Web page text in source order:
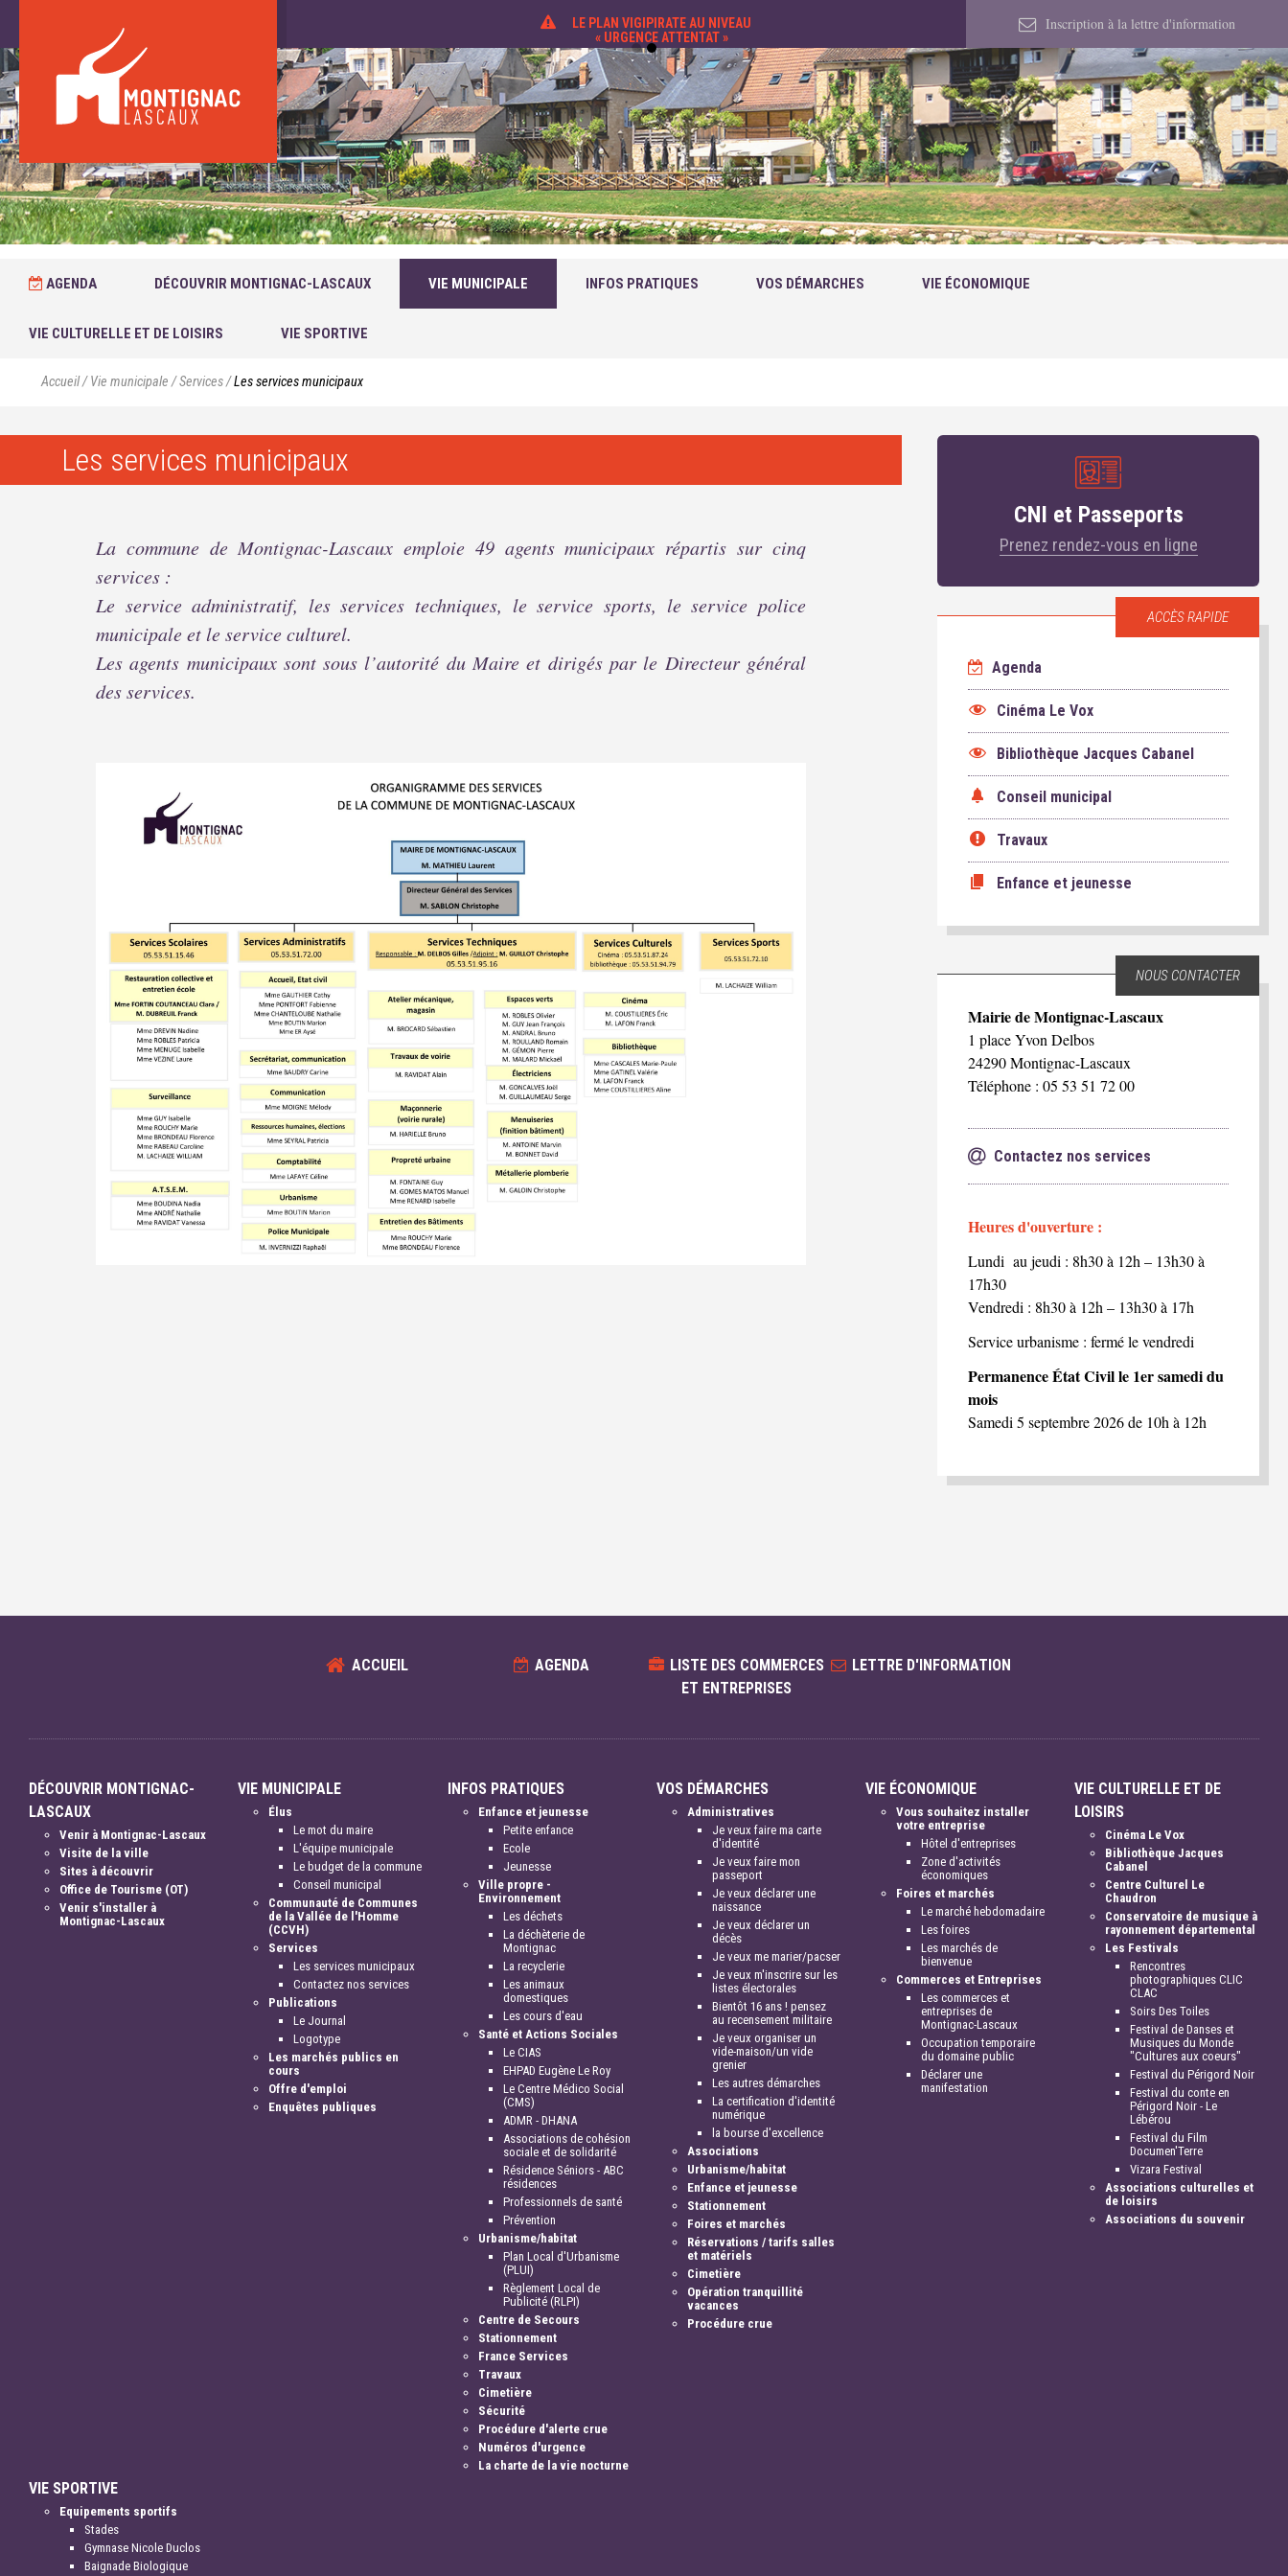
LE PLAN VIGIPIRATE AU NIVEAU
« URGENCE ATTENTAT »
Inscription à la lettre d'information
AGENDA DÉCOUVRIR MONTIGNAC-LASCAUX VIE MUNICIPALE INFOS PRATIQUES VOS DÉMARCHES VIE ÉCONOMIQUE
VIE CULTURELLE ET DE LOISIRS VIE SPORTIVE
Accueil/Vie municipale/Services/Les services municipaux
Les services municipaux
La commune de Montignac-Lascaux emploie 49 agents municipaux répartis sur cinq
services :
Le service administratif, les services techniques, le service sports, le service police
municipale et le service culturel.
Les agents municipaux sont sous l’autorité du Maire et dirigés par le Directeur général
des services.
CNI et Passeports
Prenez rendez-vous en ligne
ACCÈS RAPIDE
Agenda
Cinéma Le Vox
Bibliothèque Jacques Cabanel
Conseil municipal
Travaux
Enfance et jeunesse
NOUS CONTACTER
Mairie de Montignac-Lascaux
1 place Yvon Delbos
24290 Montignac-Lascaux
Téléphone : 05 53 51 72 00
Contactez nos services
Heures d'ouverture :
Lundi au jeudi : 8h30 à 12h – 13h30 à
17h30
Vendredi : 8h30 à 12h – 13h30 à 17h
Service urbanisme : fermé le vendredi
Permanence État Civil le 1er samedi du
mois
Samedi 5 septembre 2026 de 10h à 12h
ACCUEIL AGENDA
LISTE DES COMMERCES
ET ENTREPRISES
LETTRE D'INFORMATION
DÉCOUVRIR MONTIGNAC-
LASCAUX
Venir à Montignac-Lascaux
Visite de la ville
Sites à découvrir
Office de Tourisme (OT)
Venir s'installer à
Montignac-Lascaux
VIE MUNICIPALE
Élus
Le mot du maire
L'équipe municipale
Le budget de la commune
Conseil municipal
Communauté de Communes
de la Vallée de l'Homme
(CCVH)
Services
Les services municipaux
Contactez nos services
Publications
Le Journal
Logotype
Les marchés publics en
cours
Offre d'emploi
Enquêtes publiques
INFOS PRATIQUES
Enfance et jeunesse
Petite enfance
Ecole
Jeunesse
Ville propre -
Environnement
Les déchets
La déchèterie de
Montignac
La recyclerie
Les animaux
domestiques
Les cours d'eau
Santé et Actions Sociales
Le CIAS
EHPAD Eugène Le Roy
Le Centre Médico Social
(CMS)
ADMR - DHANA
Associations de cohésion
sociale et de solidarité
Résidence Séniors - ABC
résidences
Professionnels de santé
Prévention
Urbanisme/habitat
Plan Local d'Urbanisme
(PLUI)
Règlement Local de
Publicité (RLPI)
Centre de Secours
Stationnement
France Services
Travaux
Cimetière
Sécurité
Procédure d'alerte crue
Numéros d'urgence
La charte de la vie nocturne
VOS DÉMARCHES
Administratives
Je veux faire ma carte
d'identité
Je veux faire mon
passeport
Je veux déclarer une
naissance
Je veux déclarer un
décès
Je veux me marier/pacser
Je veux m'inscrire sur les
listes électorales
Bientôt 16 ans ! pensez
au recensement militaire
Je veux organiser un
vide-maison/un vide
grenier
Les autres démarches
La certification d'identité
numérique
la bourse d'excellence
Associations
Urbanisme/habitat
Enfance et jeunesse
Stationnement
Foires et marchés
Réservations / tarifs salles
et matériels
Cimetière
Opération tranquillité
vacances
Procédure crue
VIE ÉCONOMIQUE
Vous souhaitez installer
votre entreprise
Hôtel d'entreprises
Zone d'activités
économiques
Foires et marchés
Le marché hebdomadaire
Les foires
Les marchés de
bienvenue
Commerces et Entreprises
Les commerces et
entreprises de
Montignac-Lascaux
Occupation temporaire
du domaine public
Déclarer une
manifestation
VIE CULTURELLE ET DE
LOISIRS
Cinéma Le Vox
Bibliothèque Jacques
Cabanel
Centre Culturel Le
Chaudron
Conservatoire de musique à
rayonnement départemental
Les Festivals
Rencontres
photographiques CLIC
CLAC
Soirs Des Toiles
Festival de Danses et
Musiques du Monde
"Cultures aux coeurs"
Festival du Périgord Noir
Festival du conte en
Périgord Noir - Le
Lébérou
Festival du Film
Documen'Terre
Vizara Festival
Associations culturelles et
de loisirs
Associations du souvenir
VIE SPORTIVE
Equipements sportifs
Stades
Gymnase Nicole Duclos
Baignade Biologique